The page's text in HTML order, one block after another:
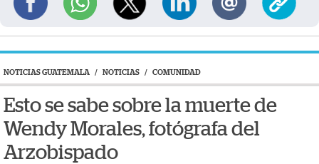
NOTICIAS GUATEMALA / NOTICIAS / COMUNIDAD
Esto se sabe sobre la muerte de
Wendy Morales, fotógrafa del
Arzobispado